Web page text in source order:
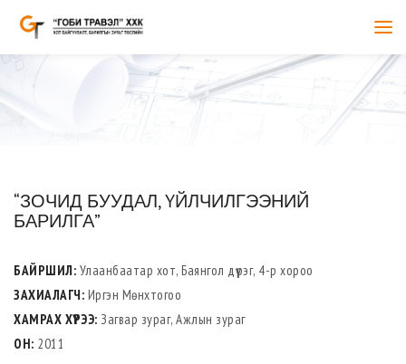
“ЗОЧИД БУУДАЛ, ҮЙЛЧИЛГЭЭНИЙ
БАРИЛГА”
БАЙРШИЛ: Улаанбаатар хот, Баянгол дүүрэг, 4-р хороо
ЗАХИАЛАГЧ: Иргэн Мөнхтогоо
ХАМРАХ ХҮРЭЭ: Загвар зураг, Ажлын зураг
ОН: 2011